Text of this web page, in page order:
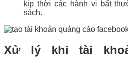
kịp thời các hành vi bất
sách.
Xử lý khi tài